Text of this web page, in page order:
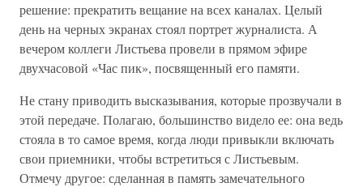
решение: прекратить вещание на всех каналах. Целый
день на черных экранах стоял портрет журналиста. А
вечером коллеги Листьева провели в прямом эфире
двухчасовой «Час пик», посвященный его памяти.
Не стану приводить высказывания, которые прозвучали в
этой передаче. Полагаю, большинство видело ее: она ведь
стояла в то самое время, когда люди привыкли включать
свои приемники, чтобы встретиться с Листьевым.
Отмечу другое: сделанная в память замечательного